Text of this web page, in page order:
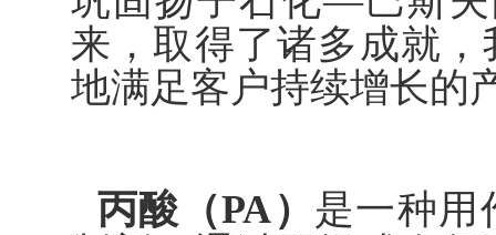
来，取得了诸多成就
地满足客户持续增长的
丙酸（PA） 是一种用